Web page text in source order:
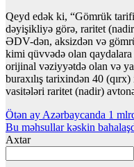
Qeyd edək ki, “Gömrük
dəyişikliyə görə, raritet
ƏDV-dən, aksizdən və
kimi qüvvədə olan qaydalara
orijinal vəziyyətdə olan və
buraxılış tarixindən 40
vasitələri raritet (nadir)
Yazı
naviqasiyası
Ötən ay Azərbaycanda 1
Bu məhsullar kəskin
Axtar